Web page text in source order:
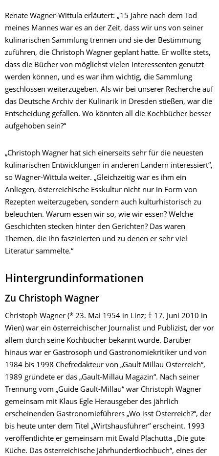
Renate Wagner-Wittula erläutert: „15 Jahre nach dem Tod
meines Mannes war es an der Zeit, dass wir uns von seiner
kulinarischen Sammlung trennen und sie der Bestimmung
zuführen, die Christoph Wagner geplant hatte. Er wollte stets,
dass die Bücher von möglichst vielen Interessenten genutzt
werden können, und es war ihm wichtig, die Sammlung
geschlossen weiterzugeben. Als wir bei unserer Recherche auf
das Deutsche Archiv der Kulinarik in Dresden stießen, war die
Entscheidung gefallen. Wo könnten all die Kochbücher besser
aufgehoben sein?“
„Christoph Wagner hat sich einerseits sehr für die neuesten
kulinarischen Entwicklungen in anderen Ländern interessiert“,
so Wagner-Wittula weiter. „Gleichzeitig war es ihm ein
Anliegen, österreichische Esskultur nicht nur in Form von
Rezepten weiterzugeben, sondern auch kulturhistorisch zu
beleuchten. Warum essen wir so, wie wir essen? Welche
Geschichten stecken hinter den Gerichten? Das waren
Themen, die ihn faszinierten und zu denen er sehr viel
Literatur sammelte.“
Hintergrundinformationen
Zu Christoph Wagner
Christoph Wagner (* 23. Mai 1954 in Linz; † 17. Juni 2010 in
Wien) war ein österreichischer Journalist und Publizist, der vor
allem durch seine Kochbücher bekannt wurde. Darüber
hinaus war er Gastrosoph und Gastronomiekritiker und von
1984 bis 1998 Chefredakteur von „Gault Millau Österreich“,
1989 gründete er das „Gault-Millau Magazin“. Nach seiner
Trennung vom „Guide Gault-Millau“ war Christoph Wagner
gemeinsam mit Klaus Egle Herausgeber des jährlich
erscheinenden Gastronomieführers „Wo isst Österreich?“, der
bis heute unter dem Titel „Wirtshausführer“ erscheint. 1993
veröffentlichte er gemeinsam mit Ewald Plachutta „Die gute
Küche. Das österreichische Jahrhundertkochbuch“, eines der